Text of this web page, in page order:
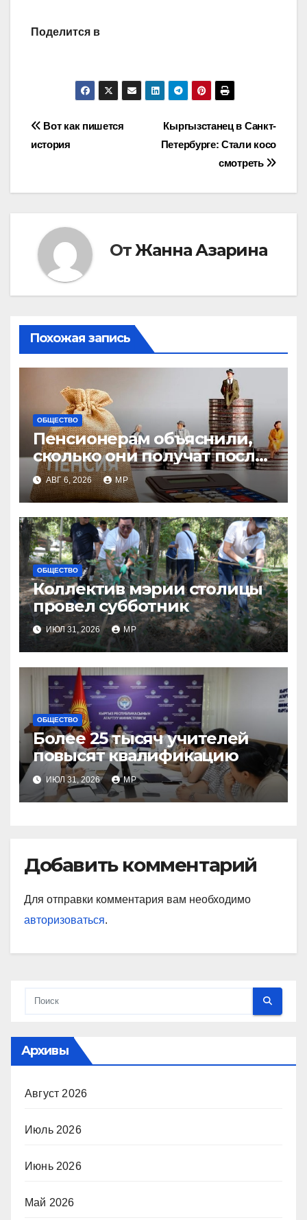
Поделится в
Навигация
по
записям
Кыргызстанец в Санкт-
Петербурге: Стали косо
смотреть
Вот как пишется
история
ОтЖанна Азарина
Похожая запись
ОБЩЕСТВО
Пенсионерам объяснили,
сколько они получат после
индексации
АВГ 6, 2026 MP
ОБЩЕСТВО
Коллектив мэрии столицы
провел субботник
ИЮЛ 31, 2026 MP
ОБЩЕСТВО
Более 25 тысяч учителей
повысят квалификацию
ИЮЛ 31, 2026 MP
Добавить комментарий
Для отправки комментария вам необходимо
авторизоваться.
Архивы
Август 2026
Июль 2026
Июнь 2026
Май 2026